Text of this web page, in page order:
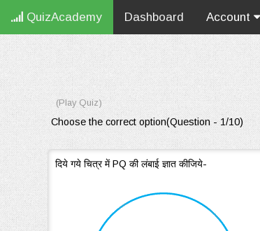
QuizAcademy Dashboard Account
(Play Quiz)
Choose the correct option(Question - 1/10)
दिये गये चित्र में PQ की लंबाई ज्ञात कीजिये-